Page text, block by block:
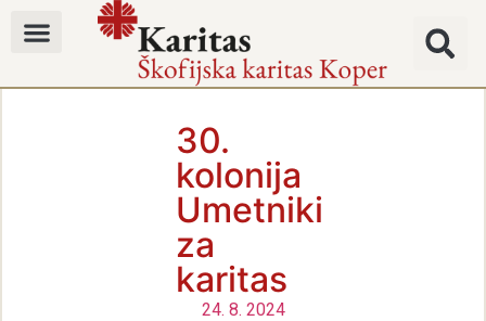
30.
kolonija
Umetniki
za
karitas
24. 8. 2024